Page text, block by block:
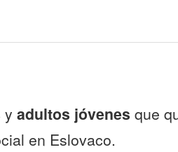
y adultos jóvenes que
en Eslovaco.